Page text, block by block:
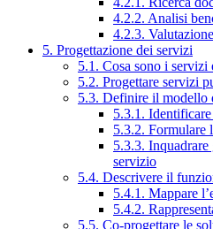
4.2.2. Analisi
4.2.3.
5. Progettazione dei servizi
5.1. Cosa sono i servizi
5.2. Progettare servizi
5.3. Definire il modello
5.3.1.
5.3.2. Formulare
5.3.3.
servizio
5.4. Descrivere il
5.4.1. Mappare
5.4.2.
5.5. Co-progettare le